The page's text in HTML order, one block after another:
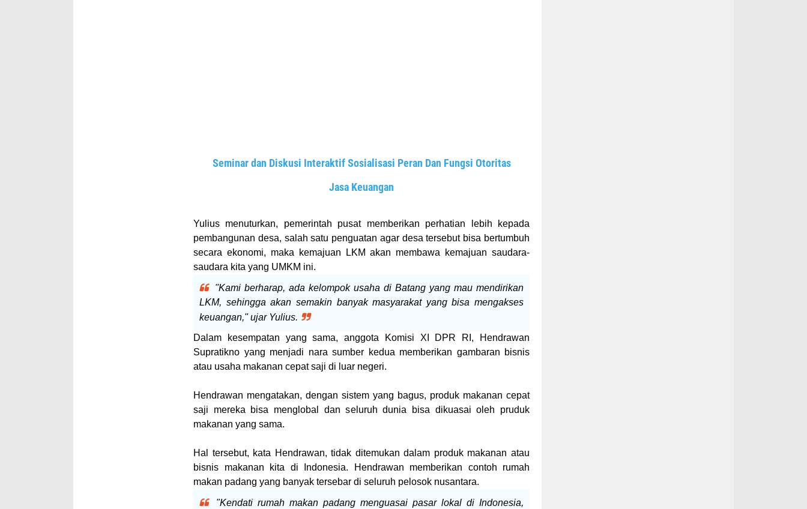
Seminar dan Diskusi Interaktif Sosialisasi Peran Dan Fungsi Otoritas
Jasa Keuangan
Yulius menuturkan, pemerintah pusat memberikan perhatian lebih kepada
pembangunan desa, salah satu penguatan agar desa tersebut bisa bertumbuh
secara ekonomi, maka kemajuan LKM akan membawa kemajuan saudara-
saudara kita yang UMKM ini.
"Kami berharap, ada kelompok usaha di Batang yang mau mendirikan
LKM, sehingga akan semakin banyak masyarakat yang bisa mengakses
keuangan," ujar Yulius.
Dalam kesempatan yang sama, anggota Komisi XI DPR RI, Hendrawan
Supratikno yang menjadi nara sumber kedua memberikan gambaran bisnis
atau usaha makanan cepat saji di luar negeri.
Hendrawan mengatakan, dengan sistem yang bagus, produk makanan cepat
saji mereka bisa menglobal dan seluruh dunia bisa dikuasai oleh pruduk
makanan yang sama.
Hal tersebut, kata Hendrawan, tidak ditemukan dalam produk makanan atau
bisnis makanan kita di Indonesia. Hendrawan memberikan contoh rumah
makan padang yang banyak tersebar di seluruh pelosok nusantara.
"Kendati rumah makan padang menguasai pasar lokal di Indonesia,